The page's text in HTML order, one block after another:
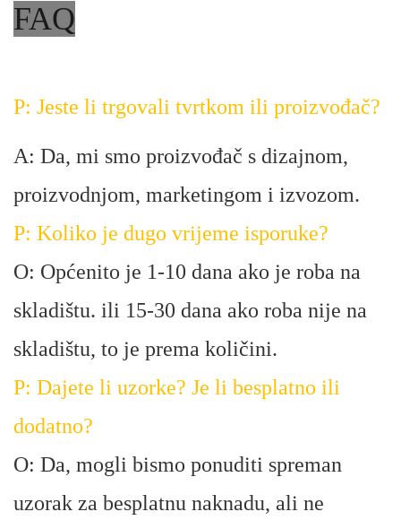
FAQ
P: Jeste li trgovali tvrtkom ili proizvođač?
A: Da, mi smo proizvođač s dizajnom,
proizvodnjom, marketingom i izvozom.
P: Koliko je dugo vrijeme isporuke?
O: Općenito je 1-10 dana ako je roba na
skladištu. ili 15-30 dana ako roba nije na
skladištu, to je prema količini.
P: Dajete li uzorke? Je li besplatno ili
dodatno?
O: Da, mogli bismo ponuditi spreman
uzorak za besplatnu naknadu, ali ne